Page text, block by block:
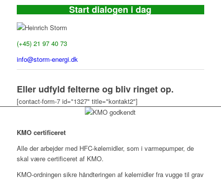
Start dialogen i dag
Heinrich Storm
(+45) 21 97 40 73
info@storm-energi.dk
Eller udfyld felterne og bliv ringet op.
[contact-form-7 id="1327" title="kontakt2"]
KMO certificeret
Alle der arbejder med HFC-kølemidler, som i varmepumper, de
skal være certificeret af KMO.
KMO-ordningen sikre håndteringen af kølemidler fra vugge til grav